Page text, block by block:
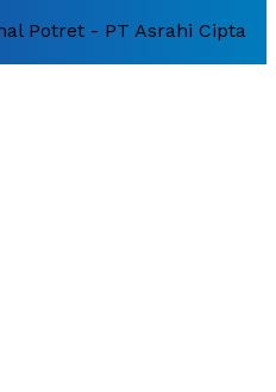
Potret - PT Asrahi Cipta